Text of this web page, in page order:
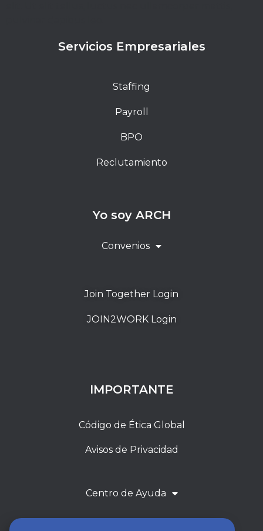
Servicios Empresariales
Staffing
Payroll
BPO
Reclutamiento
Yo soy ARCH
Convenios
Join Together Login
JOIN2WORK Login
IMPORTANTE
Código de Ética Global
Avisos de Privacidad
Centro de Ayuda